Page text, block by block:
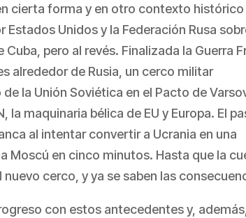
cierta forma y en otro contexto
Unidos y la Federación Rusa
pero al revés. Finalizada la Guerra
alrededor de Rusia, un cerco militar
la Unión Soviética en el Pacto de
maquinaria bélica de EU y Europa. El
al intentar convertir a Ucrania en una
Moscú en cinco minutos. Hasta que la
cerco, y ya se saben las
con estos antecedentes y, además,